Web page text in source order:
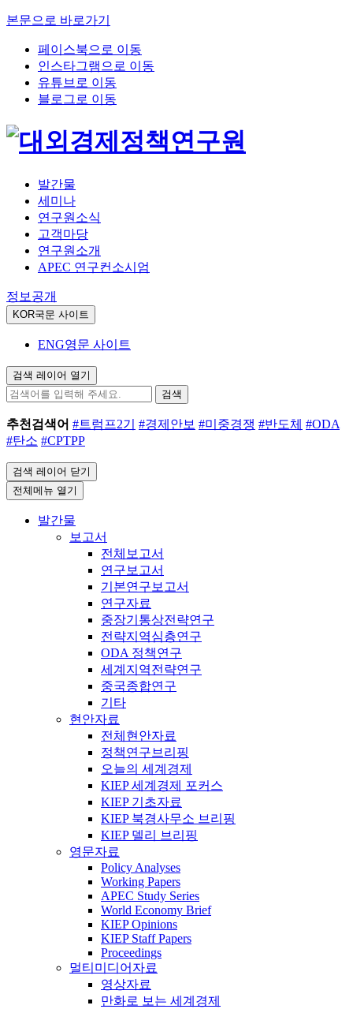
본문으로 바로가기
페이스북으로 이동
인스타그램으로 이동
유튜브로 이동
블로그로 이동
발간물
세미나
연구원소식
고객마당
연구원소개
APEC 연구컨소시엄
정보공개
KOR국문 사이트
ENG영문 사이트
검색 레이어 열기
검색
추천검색어 #트럼프2기 #경제안보 #미중경쟁 #반도체 #ODA
#탄소 #CPTPP
검색 레이어 닫기
전체메뉴 열기
발간물
보고서
전체보고서
연구보고서
기본연구보고서
연구자료
중장기통상전략연구
전략지역심층연구
ODA 정책연구
세계지역전략연구
중국종합연구
기타
현안자료
전체현안자료
정책연구브리핑
오늘의 세계경제
KIEP 세계경제 포커스
KIEP 기초자료
KIEP 북경사무소 브리핑
KIEP 델리 브리핑
영문자료
Policy Analyses
Working Papers
APEC Study Series
World Economy Brief
KIEP Opinions
KIEP Staff Papers
Proceedings
멀티미디어자료
영상자료
만화로 보는 세계경제